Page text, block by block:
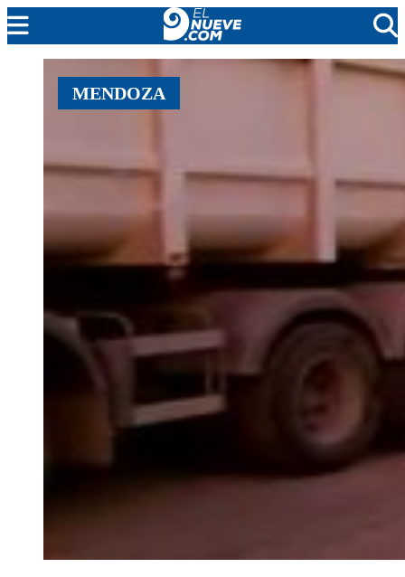
EL NUEVE
SOCIEDAD
POLICIALES
MENDOZA